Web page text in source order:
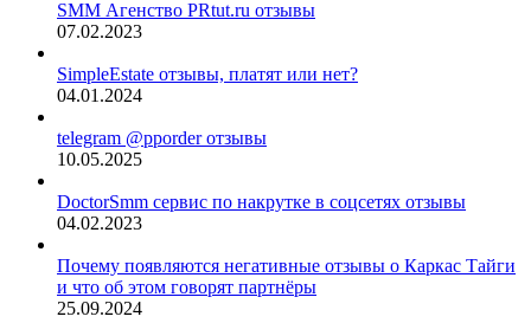
SMM Агенство PRtut.ru отзывы
07.02.2023
SimpleEstate отзывы, платят или нет?
04.01.2024
telegram @pporder отзывы
10.05.2025
DoctorSmm сервис по накрутке в соцсетях отзывы
04.02.2023
Почему появляются негативные отзывы о Каркас Тайги
и что об этом говорят партнёры
25.09.2024